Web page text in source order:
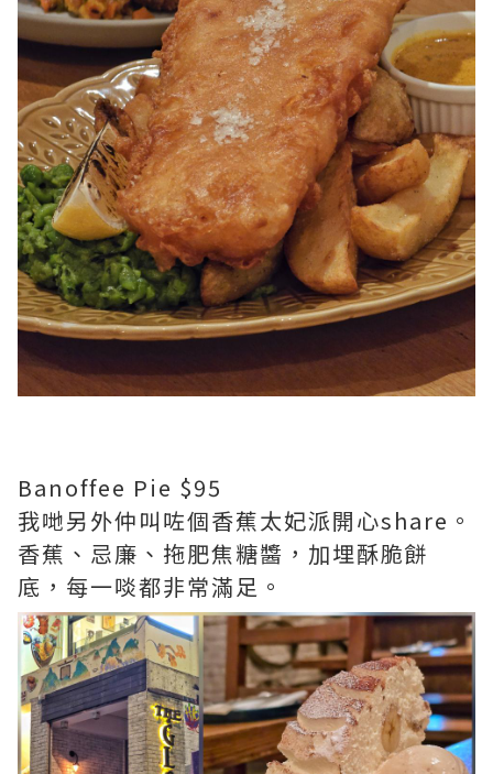
Banoffee Pie $95
我哋另外仲叫咗個香蕉太妃派開心share。
香蕉、忌廉、拖肥焦糖醬，加埋酥脆餅
底，每一啖都非常滿足。